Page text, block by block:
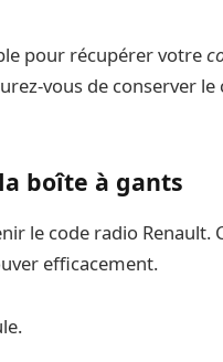
pour récupérer votre
vous de conserver
boîte à gants
le code radio Renault.
efficacement.